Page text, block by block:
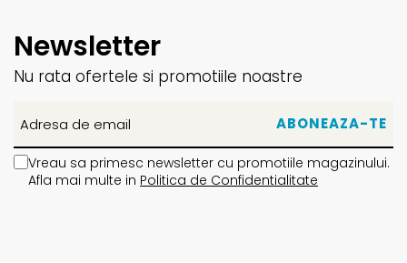
Newsletter
Nu rata ofertele si promotiile noastre
Vreau sa primesc newsletter cu promotiile magazinului.
Afla mai multe in Politica de Confidentialitate